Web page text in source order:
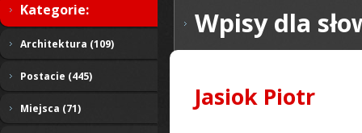
Kategorie:
Architektura (109)
Postacie (445)
Miejsca (71)
Wpisy dla
Jasiok Piotr